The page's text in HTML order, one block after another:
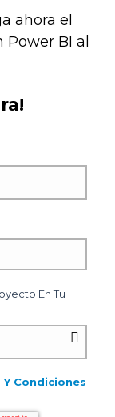
ahora el
BI al
En Tu
Y Condiciones